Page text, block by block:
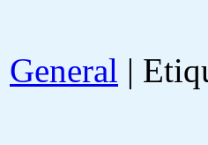
General |